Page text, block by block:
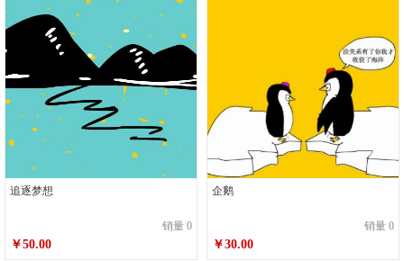
追逐梦想
销量 0
￥50.00
企鹅
销量 0
￥30.00